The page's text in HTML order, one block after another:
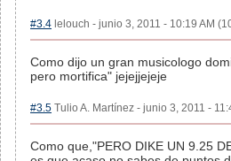
#3.4 lelouch - junio 3, 2011 - 10:19 AM
Como dijo un gran musicologo
pero mortifica" jejejjejeje
#3.5 Tulio A. Martínez - junio 3, 2011 -
Como que,"PERO DIKE UN 9.25